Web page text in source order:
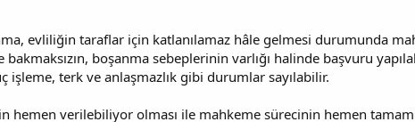
evliliğin taraflar için katlanılamaz hâle gelmesi durumunda
boşanma sebeplerinin varlığı halinde başvuru
işleme, terk ve anlaşmazlık gibi durumlar sayılabilir.
hemen verilebiliyor olması ile mahkeme sürecinin hemen